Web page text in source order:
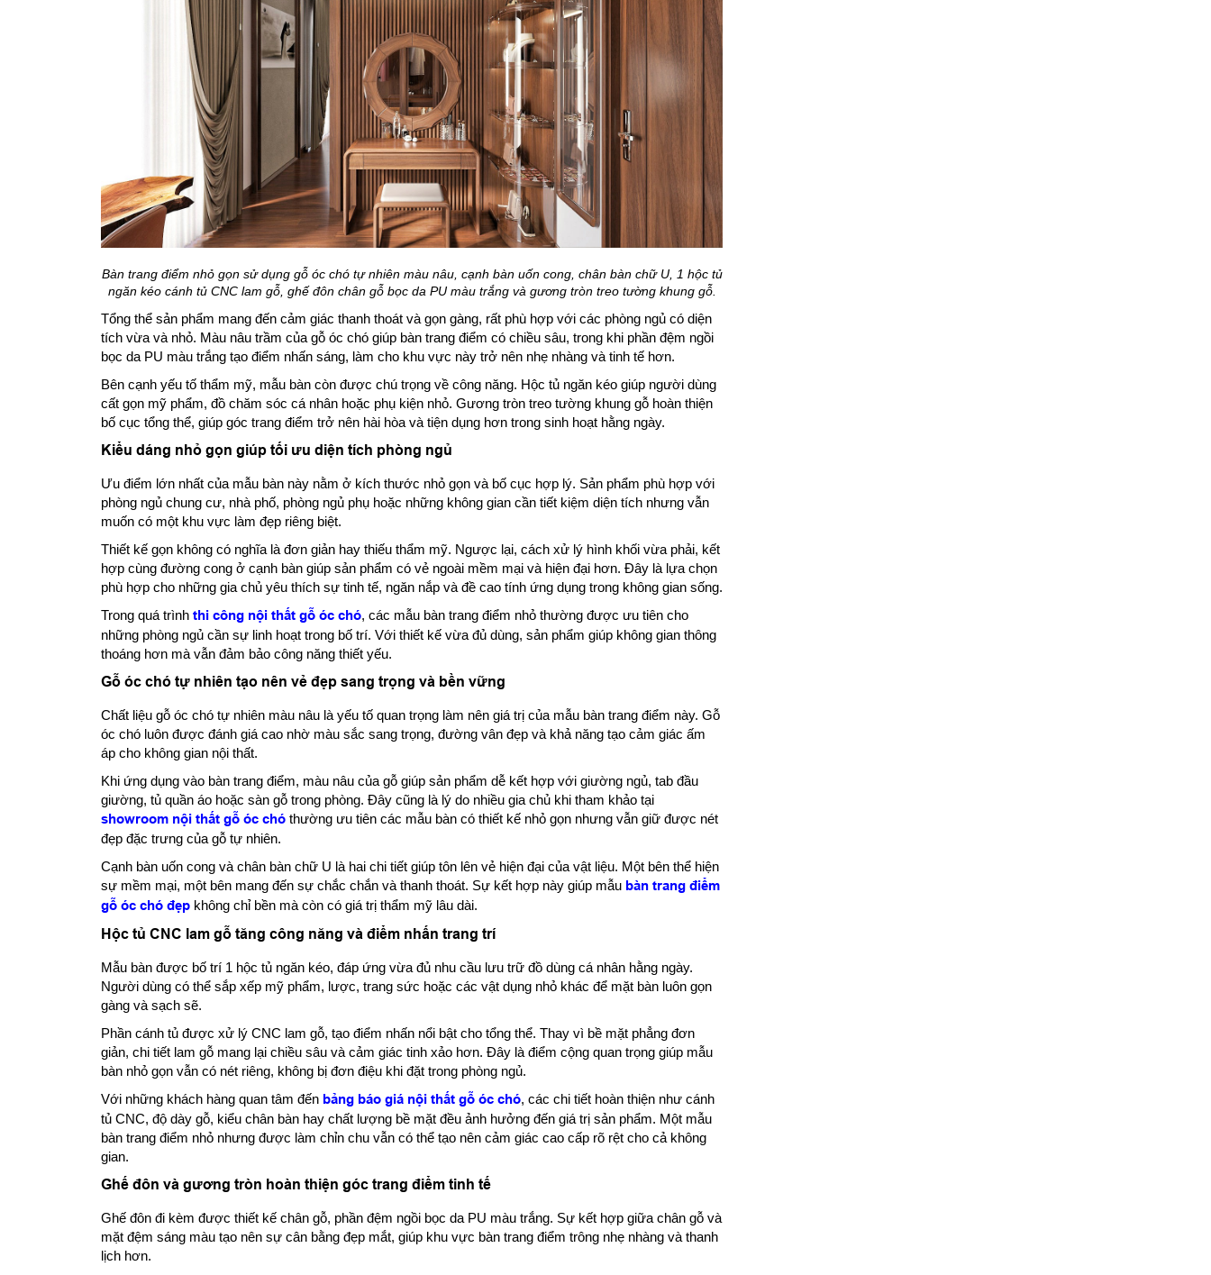
Bàn trang điểm nhỏ gọn sử dụng gỗ óc chó tự nhiên màu nâu, cạnh bàn uốn cong, chân bàn chữ U, 1 hộc tủ
ngăn kéo cánh tủ CNC lam gỗ, ghế đôn chân gỗ bọc da PU màu trắng và gương tròn treo tường khung gỗ.
Tổng thể sản phẩm mang đến cảm giác thanh thoát và gọn gàng, rất phù hợp với các phòng ngủ có diện
tích vừa và nhỏ. Màu nâu trầm của gỗ óc chó giúp bàn trang điểm có chiều sâu, trong khi phần đệm ngồi
bọc da PU màu trắng tạo điểm nhấn sáng, làm cho khu vực này trở nên nhẹ nhàng và tinh tế hơn.
Bên cạnh yếu tố thẩm mỹ, mẫu bàn còn được chú trọng về công năng. Hộc tủ ngăn kéo giúp người dùng
cất gọn mỹ phẩm, đồ chăm sóc cá nhân hoặc phụ kiện nhỏ. Gương tròn treo tường khung gỗ hoàn thiện
bố cục tổng thể, giúp góc trang điểm trở nên hài hòa và tiện dụng hơn trong sinh hoạt hằng ngày.
Kiểu dáng nhỏ gọn giúp tối ưu diện tích phòng ngủ
Ưu điểm lớn nhất của mẫu bàn này nằm ở kích thước nhỏ gọn và bố cục hợp lý. Sản phẩm phù hợp với
phòng ngủ chung cư, nhà phố, phòng ngủ phụ hoặc những không gian cần tiết kiệm diện tích nhưng vẫn
muốn có một khu vực làm đẹp riêng biệt.
Thiết kế gọn không có nghĩa là đơn giản hay thiếu thẩm mỹ. Ngược lại, cách xử lý hình khối vừa phải, kết
hợp cùng đường cong ở cạnh bàn giúp sản phẩm có vẻ ngoài mềm mại và hiện đại hơn. Đây là lựa chọn
phù hợp cho những gia chủ yêu thích sự tinh tế, ngăn nắp và đề cao tính ứng dụng trong không gian sống.
Trong quá trình thi công nội thất gỗ óc chó, các mẫu bàn trang điểm nhỏ thường được ưu tiên cho
những phòng ngủ cần sự linh hoạt trong bố trí. Với thiết kế vừa đủ dùng, sản phẩm giúp không gian thông
thoáng hơn mà vẫn đảm bảo công năng thiết yếu.
Gỗ óc chó tự nhiên tạo nên vẻ đẹp sang trọng và bền vững
Chất liệu gỗ óc chó tự nhiên màu nâu là yếu tố quan trọng làm nên giá trị của mẫu bàn trang điểm này. Gỗ
óc chó luôn được đánh giá cao nhờ màu sắc sang trọng, đường vân đẹp và khả năng tạo cảm giác ấm
áp cho không gian nội thất.
Khi ứng dụng vào bàn trang điểm, màu nâu của gỗ giúp sản phẩm dễ kết hợp với giường ngủ, tab đầu
giường, tủ quần áo hoặc sàn gỗ trong phòng. Đây cũng là lý do nhiều gia chủ khi tham khảo tại
showroom nội thất gỗ óc chó thường ưu tiên các mẫu bàn có thiết kế nhỏ gọn nhưng vẫn giữ được nét
đẹp đặc trưng của gỗ tự nhiên.
Cạnh bàn uốn cong và chân bàn chữ U là hai chi tiết giúp tôn lên vẻ hiện đại của vật liệu. Một bên thể hiện
sự mềm mại, một bên mang đến sự chắc chắn và thanh thoát. Sự kết hợp này giúp mẫu bàn trang điểm
gỗ óc chó đẹp không chỉ bền mà còn có giá trị thẩm mỹ lâu dài.
Hộc tủ CNC lam gỗ tăng công năng và điểm nhấn trang trí
Mẫu bàn được bố trí 1 hộc tủ ngăn kéo, đáp ứng vừa đủ nhu cầu lưu trữ đồ dùng cá nhân hằng ngày.
Người dùng có thể sắp xếp mỹ phẩm, lược, trang sức hoặc các vật dụng nhỏ khác để mặt bàn luôn gọn
gàng và sạch sẽ.
Phần cánh tủ được xử lý CNC lam gỗ, tạo điểm nhấn nổi bật cho tổng thể. Thay vì bề mặt phẳng đơn
giản, chi tiết lam gỗ mang lại chiều sâu và cảm giác tinh xảo hơn. Đây là điểm cộng quan trọng giúp mẫu
bàn nhỏ gọn vẫn có nét riêng, không bị đơn điệu khi đặt trong phòng ngủ.
Với những khách hàng quan tâm đến bảng báo giá nội thất gỗ óc chó, các chi tiết hoàn thiện như cánh
tủ CNC, độ dày gỗ, kiểu chân bàn hay chất lượng bề mặt đều ảnh hưởng đến giá trị sản phẩm. Một mẫu
bàn trang điểm nhỏ nhưng được làm chỉn chu vẫn có thể tạo nên cảm giác cao cấp rõ rệt cho cả không
gian.
Ghế đôn và gương tròn hoàn thiện góc trang điểm tinh tế
Ghế đôn đi kèm được thiết kế chân gỗ, phần đệm ngồi bọc da PU màu trắng. Sự kết hợp giữa chân gỗ và
mặt đệm sáng màu tạo nên sự cân bằng đẹp mắt, giúp khu vực bàn trang điểm trông nhẹ nhàng và thanh
lịch hơn.